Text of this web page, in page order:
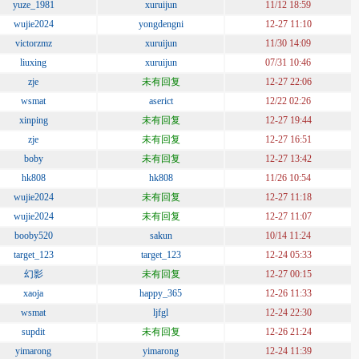
yuze_1981 xuruijun
11/12 18:59
wujie2024
yongdengni
12-27 11:10
victorzmz
xuruijun
11/30 14:09
liuxing
xuruijun
07/31 10:46
zje
未有回复
12-27 22:06
wsmat
aserict
12/22 02:26
xinping
未有回复
12-27 19:44
zje
未有回复
12-27 16:51
boby
未有回复
12-27 13:42
hk808
hk808
11/26 10:54
wujie2024
未有回复
12-27 11:18
wujie2024
未有回复
12-27 11:07
booby520
sakun
10/14 11:24
target_123
target_123
12-24 05:33
幻影
未有回复
12-27 00:15
xaoja
happy_365
12-26 11:33
wsmat
ljfgl
12-24 22:30
supdit
未有回复
12-26 21:24
yimarong
yimarong 12-24 11:39